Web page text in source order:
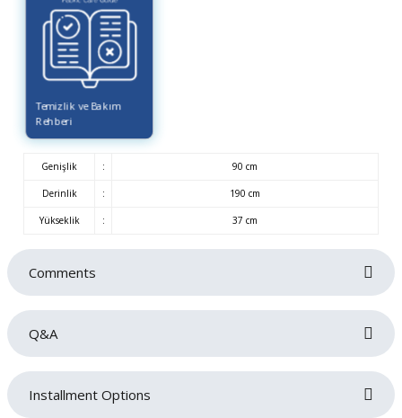
Temizlik ve Bakım
Rehberi
Genişlik : 90 cm
Derinlik : 190 cm
Yükseklik : 37 cm
Comments
Q&A
vu üründe
Installment Options